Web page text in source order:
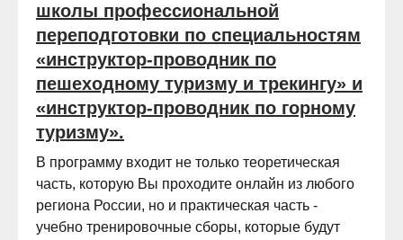
школы профессиональной
переподготовки по специальностям
«инструктор-проводник по
пешеходному туризму и трекингу» и
«инструктор-проводник по горному
туризму».
В программу входит не только теоретическая
часть, которую Вы проходите онлайн из любого
региона России, но и практическая часть -
учебно тренировочные сборы, которые будут